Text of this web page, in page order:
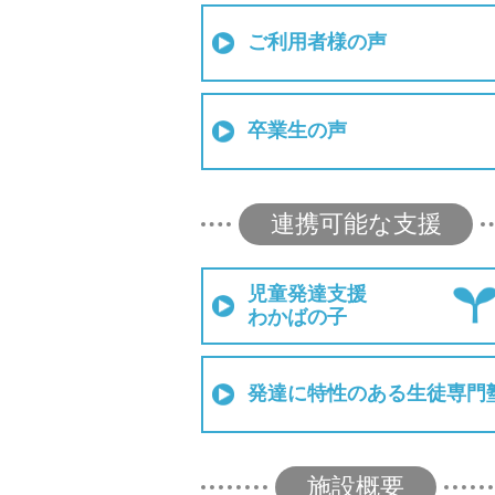
ご利用者様の声
卒業生の声
連携可能な支援
児童発達支援
わかばの子
発達に特性のある生徒専門
施設概要